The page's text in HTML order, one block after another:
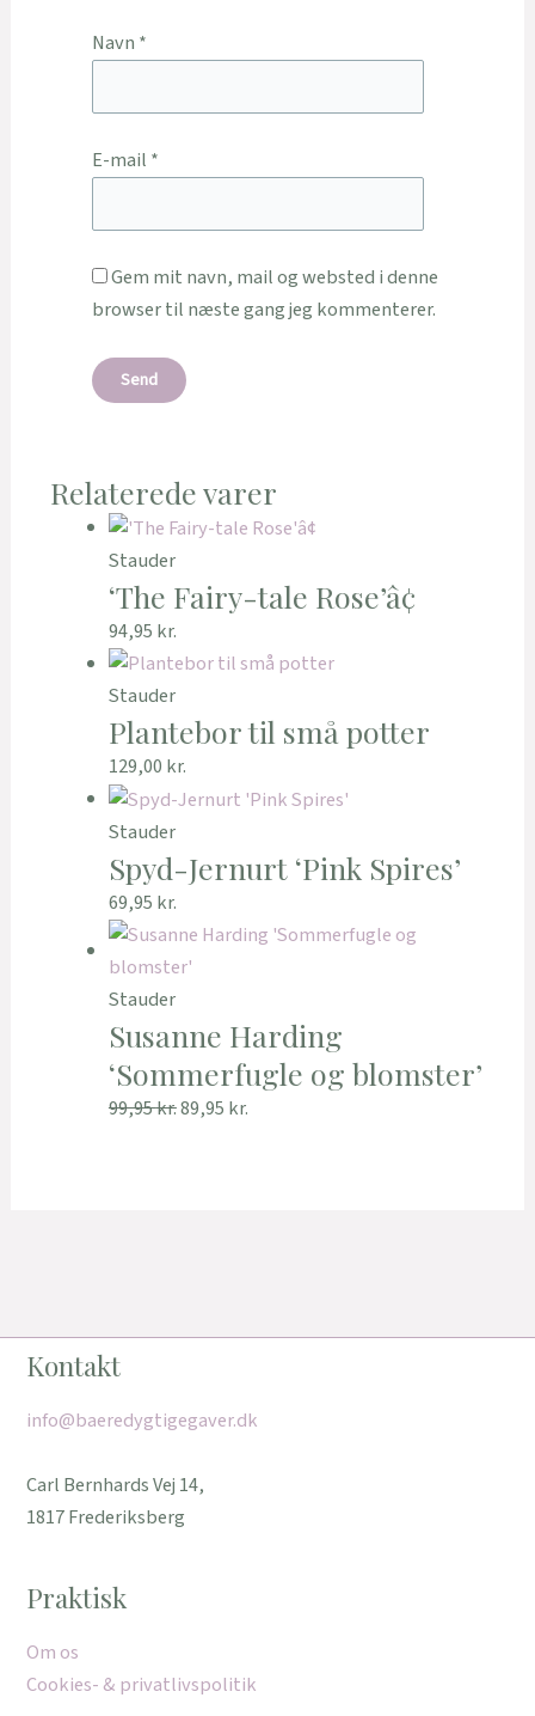
Navn *
E-mail *
Gem mit navn, mail og websted i denne
browser til næste gang jeg kommenterer.
Relaterede varer
Stauder
‘The Fairy-tale Rose’â¢
94,95 kr.
Stauder
Plantebor til små potter
129,00 kr.
Stauder
Spyd-Jernurt ‘Pink Spires’
69,95 kr.
Stauder
Susanne Harding
‘Sommerfugle og blomster’
99,95kr.89,95 kr.
Kontakt
info@baeredygtigegaver.dk
Carl Bernhards Vej 14,
1817 Frederiksberg
Praktisk
Om os
Cookies- & privatlivspolitik